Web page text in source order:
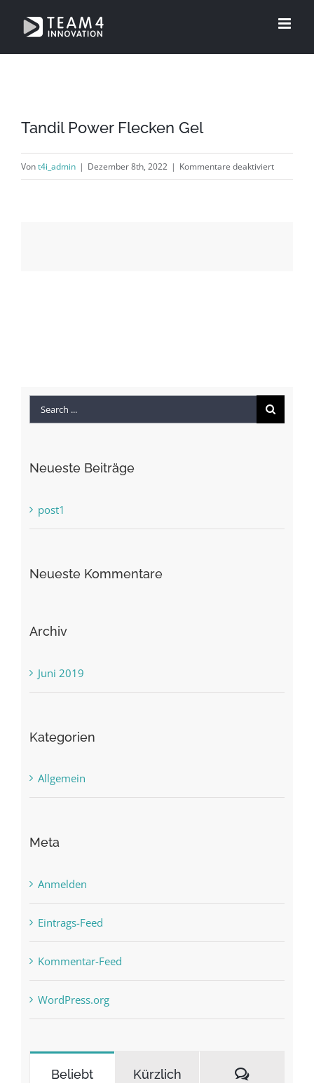
Inhalt
Tandil Power Flecken Gel
Vont4i_admin | Dezember 8th, 2022 | Kommentare deaktiviertfür
Search
Neueste Beiträge
post1
Neueste Kommentare
Archiv
Juni 2019
Kategorien
Allgemein
Meta
Anmelden
Eintrags-Feed
Kommentar-Feed
WordPress.org
Beliebt Kürzlich